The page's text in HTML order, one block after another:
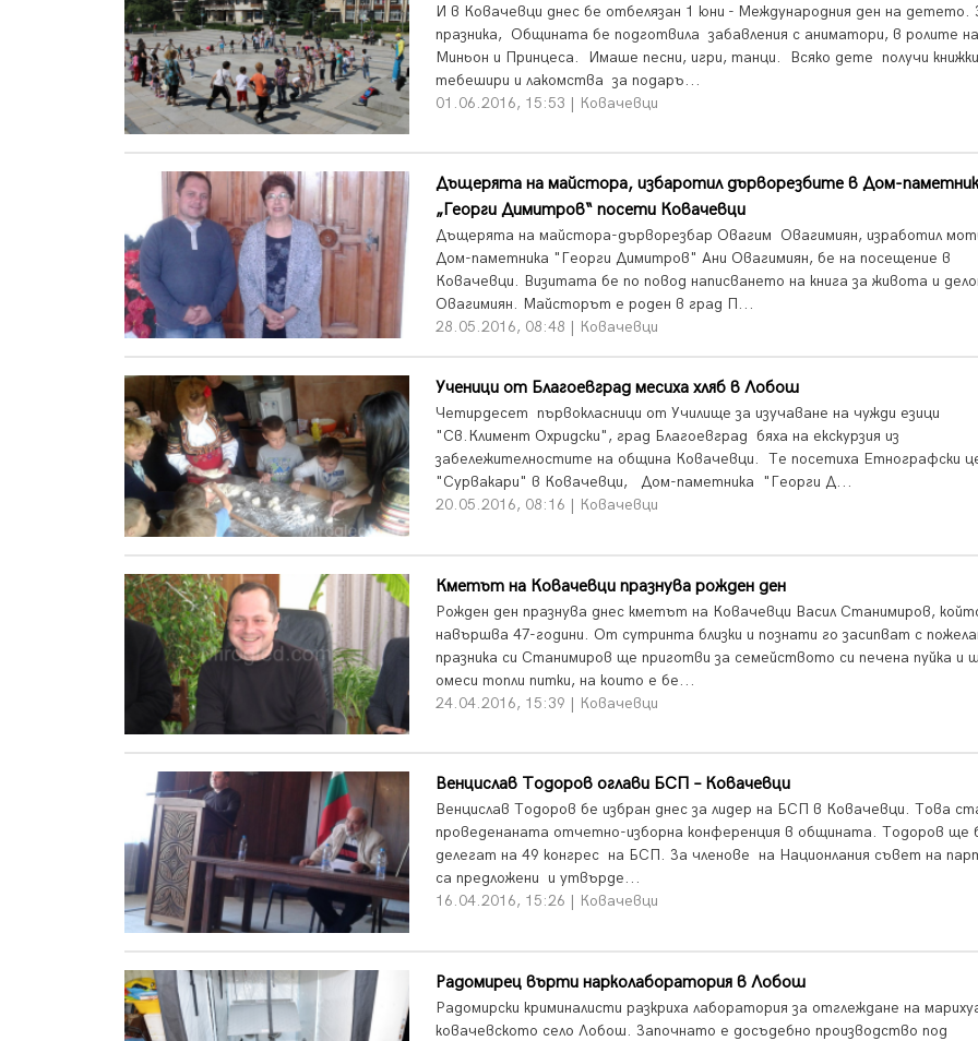
И в Ковачевци днес бе отбелязан 1 юни - Международния ден на детето.
празника, Общината бе подготвила забавления с аниматори, в ролите на
Миньон и Принцеса. Имаше песни, игри, танци. Всяко дете получи
тебешири и лакомства за подаръ...
01.06.2016, 15:53 | Ковачевци
Дъщерята на майстора, избаротил дърворезбите в Дом-
„Георги Димитров“ посети Ковачевци
Дъщерята на майстора-дърворезбар Овагим Овагимиян, изработил
Дом-паметника "Георги Димитров" Ани Овагимиян, бе на посещение в
Ковачевци. Визитата бе по повод написването на книга за живота и
Овагимиян. Майсторът е роден в град П...
28.05.2016, 08:48 | Ковачевци
Ученици от Благоевград месиха хляб в Лобош
Четирдесет първокласници от Училище за изучаване на чужди езици
"Св.Климент Охридски", град Благоевград бяха на екскурзия из
забележителностите на община Ковачевци. Те посетиха Етнографски
"Сурвакари" в Ковачевци, Дом-паметника "Георги Д...
20.05.2016, 08:16 | Ковачевци
Кметът на Ковачевци празнува рожден ден
Рожден ден празнува днес кметът на Ковачевци Васил Станимиров,
навършва 47-години. От сутринта близки и познати го засипват с
празника си Станимиров ще приготви за семейството си печена пуйка и
омеси топли питки, на които е бе...
24.04.2016, 15:39 | Ковачевци
Венцислав Тодоров оглави БСП – Ковачевци
Венцислав Тодоров бе избран днес за лидер на БСП в Ковачевци. Това
проведенаната отчетно-изборна конференция в общината. Тодоров ще
делегат на 49 конгрес на БСП. За членове на Национлания съвет на
са предложени и утвърде...
16.04.2016, 15:26 | Ковачевци
Радомирец върти нарколаборатория в Лобош
Радомирски криминалисти разкриха лаборатория за отглеждане на
ковачевското село Лобош. Започнато е досъдебно производство под